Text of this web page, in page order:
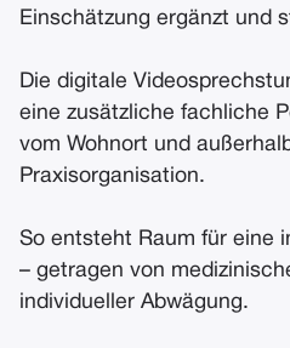
Einschätzung ergänzt und
Die digitale
eine zusätzliche fachliche
vom Wohnort und
Praxisorganisation.
So entsteht Raum für eine
– getragen von
individueller Abwägung.